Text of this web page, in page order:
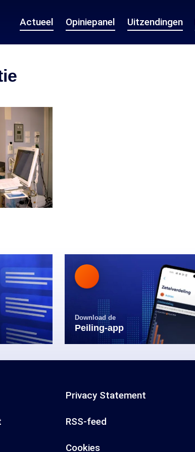
Actueel Opiniepanel Uitzendingen
Download de
Peiling-app
Privacy Statement
RSS-feed
Cookies